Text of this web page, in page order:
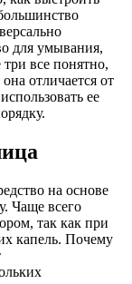
для умывания,
все понятно,
отличается от
ее
на основе
Чаще всего
так как при
капель. Почему